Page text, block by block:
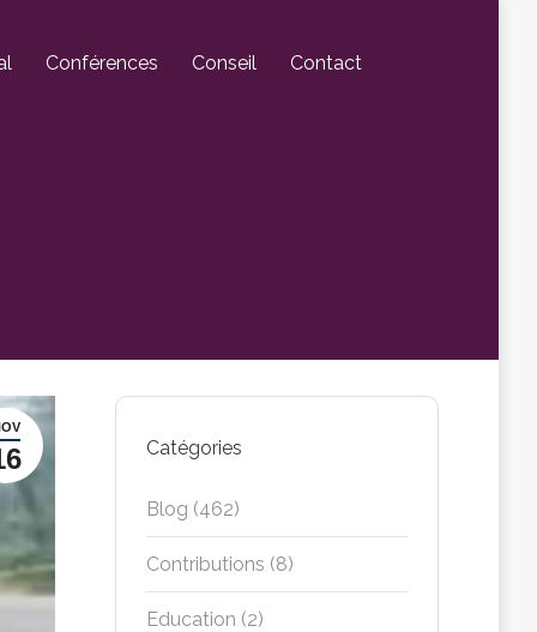
Conférences Conseil Contact
Catégories
Blog (462)
Contributions (8)
Education (2)